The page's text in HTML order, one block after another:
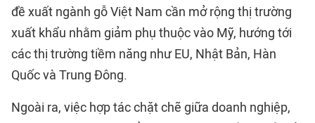
đề xuất ngành gỗ Việt Nam cần mở rộng thị trường
xuất khẩu nhằm giảm phụ thuộc vào Mỹ, hướng tới
các thị trường tiềm năng như EU, Nhật Bản, Hàn
Quốc và Trung Đông.
Ngoài ra, việc hợp tác chặt chẽ giữa doanh nghiệp,